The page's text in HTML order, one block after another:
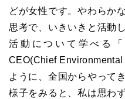
どが女性です。やわらか
思考で、いきいきと活動
活動について学べる「
CEO(Chief
ように、全国からやって
様子をみると、私は思わ